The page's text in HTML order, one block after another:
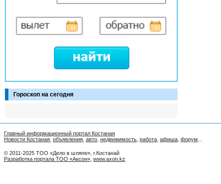
Гороскоп на сегодня
Главный информационный портал Костаная
Новости Костаная объявления авто недвижимость работа афиша форум
© 2011-2025 ТОО «Дело в шляпе», г.Костанай
Разработка портала ТОО «Аксон» www.axon.kz